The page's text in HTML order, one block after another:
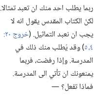
ربما يطلب احد منك ان تعبد تمثالا.‏
لكنّ الكتاب المقدس يقول انه لا
يجب ان نعبد التماثيل.‏ (‏
٤،‏ ٥ ‏)‏ وقد يُطلب منك ذلك في
المدرسة.‏ وإذا رفضت،‏ فربما
يمنعونك ان تأتي الى المدرسة.‏
فماذا تفعل؟‏ —‏